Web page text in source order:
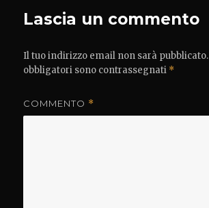
Lascia un commento
Il tuo indirizzo email non sarà pubblicato.
obbligatori sono contrassegnati *
COMMENTO *